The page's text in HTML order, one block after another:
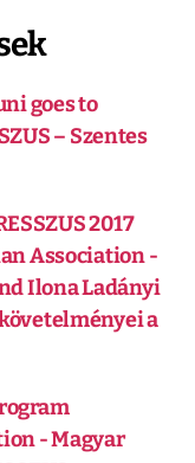
goes to
– Szentes
2017
Association -
Ilona Ladányi
a
- Magyar